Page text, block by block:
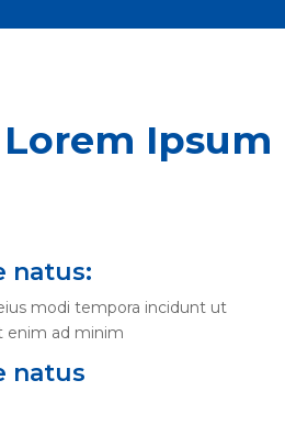
natus:
modi tempora incidunt ut
enim ad minim
natus